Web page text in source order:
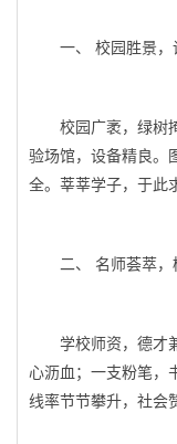
一、 校园胜景，
校园广袤，绿树
验场馆，设备精良。
全。莘莘学子，于此
二、 名师荟萃，
学校师资，德才
心沥血；一支粉笔，
线率节节攀升，社会